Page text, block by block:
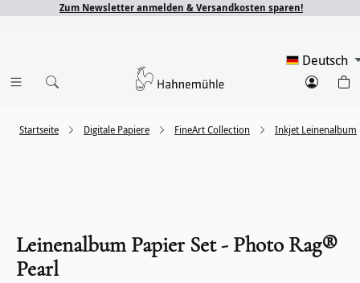
Zum Newsletter anmelden & Versandkosten sparen!
Deutsch
Inkjet Leinenalbum
FineArt Collection
Digitale Papiere
Startseite
Leinenalbum Papier Set - Photo Rag®
Pearl